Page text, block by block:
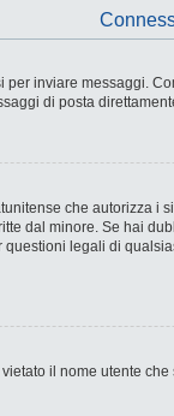
inviare messaggi.
di posta
che autorizza
dal minore. Se hai
legali di
il nome utente